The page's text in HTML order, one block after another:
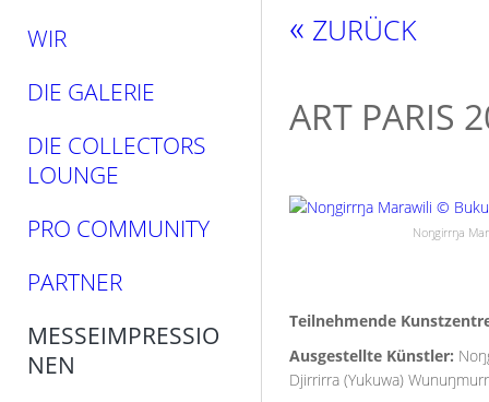
« ZURÜCK
ART PARIS
Noŋgirrŋa
Teilnehmende
Ausgestellte Künstler:
Djirrirra (Yukuwa)
WIR
DIE GALERIE
DIE COLLECTORS
LOUNGE
PRO COMMUNITY
PARTNER
MESSEIMPRESSIO
NEN